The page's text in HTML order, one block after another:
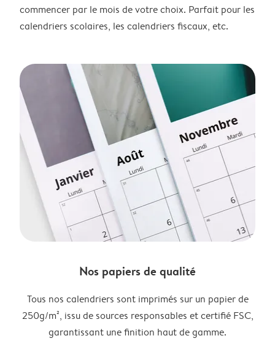
commencer par le mois de votre choix. Parfait pour les
calendriers scolaires, les calendriers fiscaux, etc.
Nos papiers de qualité
Tous nos calendriers sont imprimés sur un papier de
250g/m², issu de sources responsables et certifié FSC,
garantissant une finition haut de gamme.